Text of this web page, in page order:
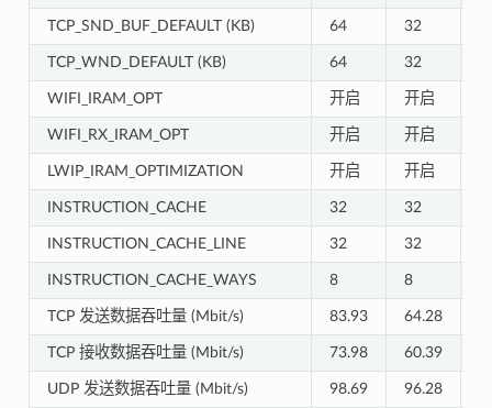
TCP_SND_BUF_DEFAULT (KB) 64 32
TCP_WND_DEFAULT (KB) 64 32
WIFI_IRAM_OPT 开启 开启
WIFI_RX_IRAM_OPT 开启 开启
LWIP_IRAM_OPTIMIZATION 开启 开启
INSTRUCTION_CACHE 32 32
INSTRUCTION_CACHE_LINE 32 32
INSTRUCTION_CACHE_WAYS 8 8
TCP 发送数据吞吐量 (Mbit/s) 83.93 64.28
TCP 接收数据吞吐量 (Mbit/s) 73.98 60.39
UDP 发送数据吞吐量 (Mbit/s) 98.69 96.28